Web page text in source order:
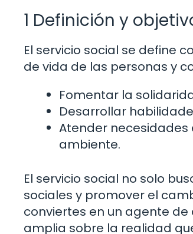
1 Definición y
El servicio social se define
de vida de las personas y
Fomentar la
Desarrollar
Atender necesidades
ambiente.
El servicio social no solo
sociales y promover el
conviertes en un agente
amplia sobre la realidad